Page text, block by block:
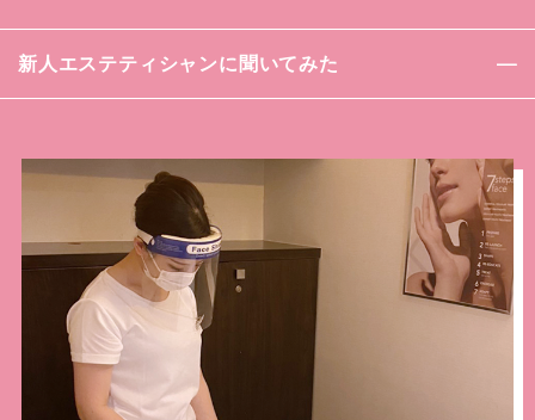
新人エステティシャンに聞いてみた